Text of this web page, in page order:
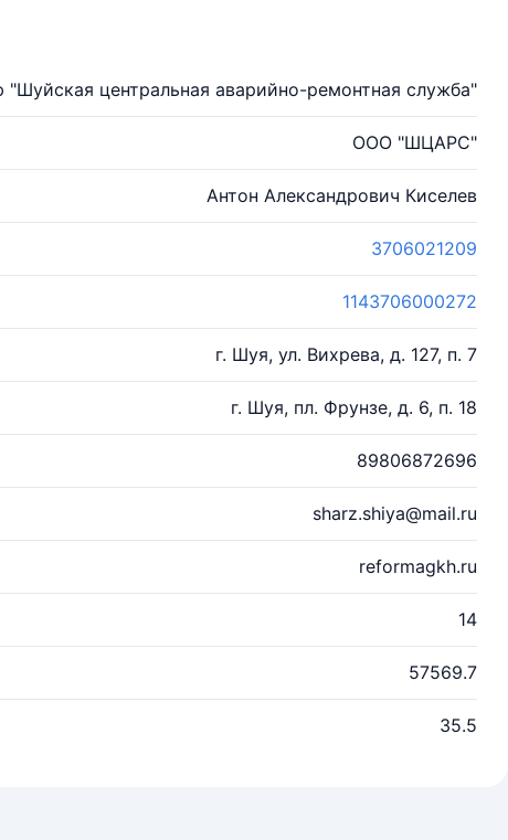
центральная аварийно-ремонтная служба"
ООО "ШЦАРС"
Антон Александрович Киселев
3706021209
1143706000272
г. Шуя, ул. Вихрева, д. 127, п. 7
г. Шуя, пл. Фрунзе, д. 6, п. 18
89806872696
sharz.shiya@mail.ru
reformagkh.ru
14
57569.7
35.5